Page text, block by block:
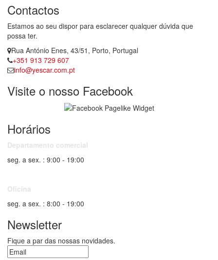
Contactos
Estamos ao seu dispor para esclarecer qualquer dúvida que
possa ter.
Rua António Enes, 43/51, Porto, Portugal
+351 913 729 607
info@yescar.com.pt
Visite o nosso Facebook
Horários
Departamento comercial
seg. a sex. : 9:00 - 19:00
Oficina
seg. a sex. : 8:00 - 19:00
Newsletter
Fique a par das nossas novidades.